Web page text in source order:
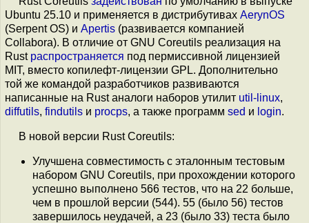
Ubuntu 25.10 и применяется в дистрибутивах AerynOS
(Serpent OS) и Apertis (развивается компанией
Collabora). В отличие от GNU Coreutils реализация на
Rust распространяется под пермиссивной лицензией
MIT, вместо копилефт-лицензии GPL. Дополнительно
той же командой разработчиков развиваются
написанные на Rust аналоги наборов утилит util-linux,
diffutils, findutils и procps, а также программ sed и login.
В новой версии Rust Coreutils:
Улучшена совместимость с эталонным тестовым
набором GNU Coreutils, при прохождении которого
успешно выполнено 566 тестов, что на 22 больше,
чем в прошлой версии (544). 55 (было 56) тестов
завершилось неудачей, а 23 (было 33) теста было